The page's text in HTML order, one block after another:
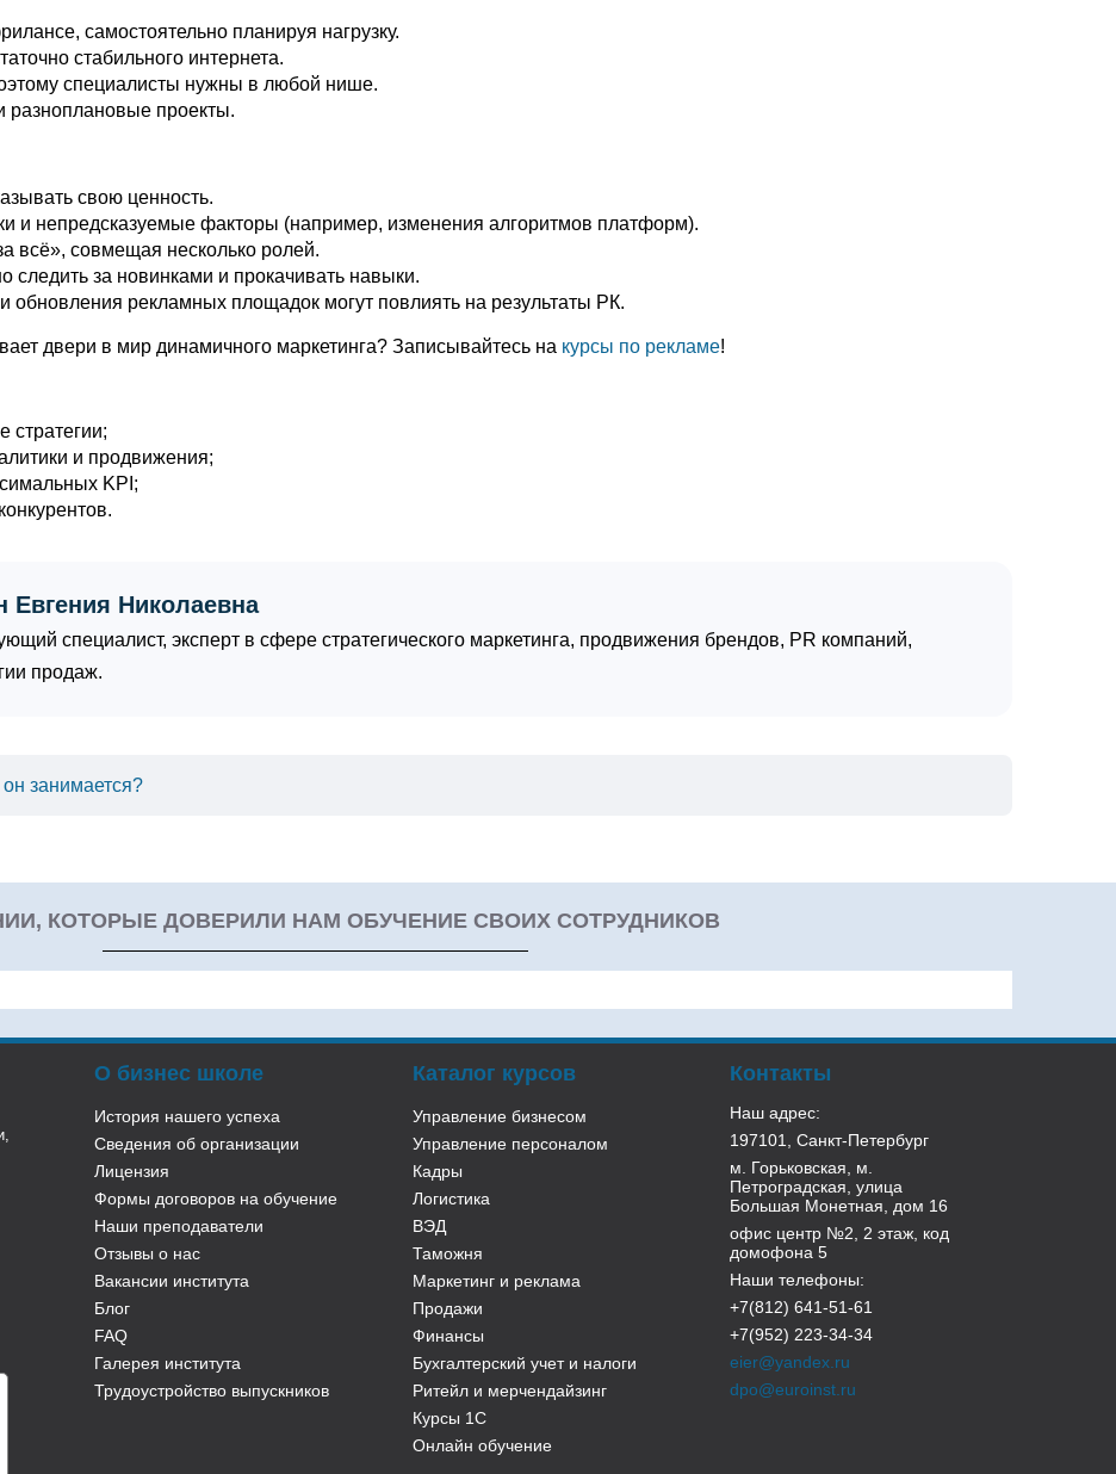
самостоятельно планируя нагрузку.
стабильного интернета.
специалисты нужны в любой нише.
разноплановые проекты.
свою ценность.
и непредсказуемые факторы (например, изменения алгоритмов платформ).
всё», совмещая несколько ролей.
за новинками и прокачивать навыки.
обновления рекламных площадок могут повлиять на результаты РК.
двери в мир динамичного маркетинга? Записывайтесь на курсы по рекламе!
стратегии;
и продвижения;
KPI;
Евгения Николаевна
специалист, эксперт в сфере стратегического маркетинга, продвижения брендов, PR компаний,
продаж.
занимается?
КОТОРЫЕ ДОВЕРИЛИ НАМ ОБУЧЕНИЕ СВОИХ СОТРУДНИКОВ
О бизнес школе
История нашего успеха
Cведения об организации
Лицензия
Формы договоров на обучение
Наши преподаватели
Отзывы о нас
Вакансии института
Блог
FAQ
Галерея института
Трудоустройство выпускников
Каталог курсов
Управление бизнесом
Управление персоналом
Кадры
Логистика
ВЭД
Таможня
Маркетинг и реклама
Продажи
Финансы
Бухгалтерский учет и налоги
Ритейл и мерчендайзинг
Курсы 1С
Онлайн обучение
Контакты
Наш адрес:
197101, Санкт-Петербург
м. Горьковская, м.
Петроградская, улица
Большая Монетная, дом 16
офис центр №2, 2 этаж, код
домофона 5
Наши телефоны:
+7(812) 641-51-61
+7(952) 223-34-34
eier@yandex.ru
dpo@euroinst.ru